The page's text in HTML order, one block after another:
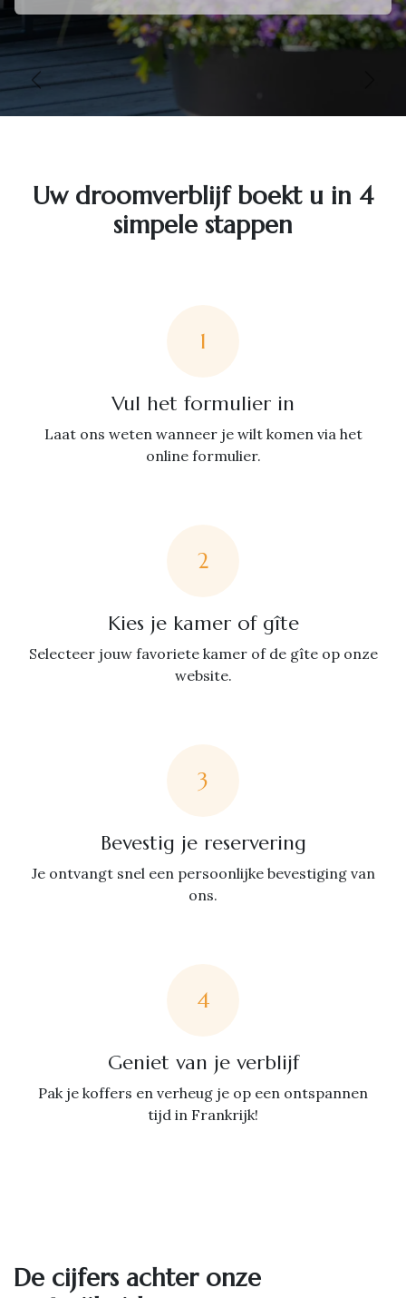
Vorige
Uw droomverblijf boekt u in 4
simpele stappen
1
Vul het formulier in
Laat ons weten wanneer je wilt komen via het
online formulier.
2
Kies je kamer of gîte
Selecteer jouw favoriete kamer of de gîte op onze
website.
3
Bevestig je reservering
Je ontvangt snel een persoonlijke bevestiging van
ons.
4
Geniet van je verblijf
Pak je koffers en verheug je op een ontspannen
tijd in Frankrijk!
De cijfers achter onze